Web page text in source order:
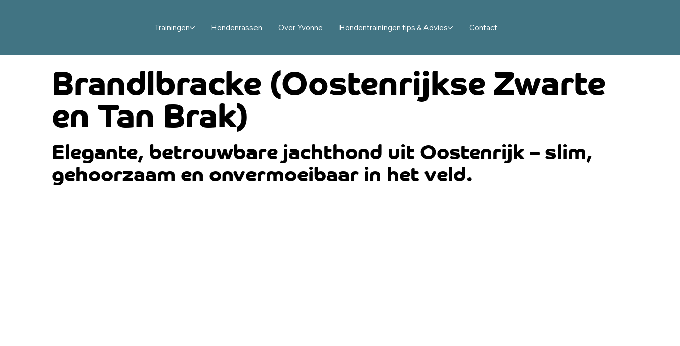
Trainingen Hondenrassen Over Yvonne Hondentrainingen tips & Advies Contact
Brandlbracke (Oostenrijkse Zwarte
en Tan Brak)
Elegante, betrouwbare jachthond uit Oostenrijk – slim,
gehoorzaam en onvermoeibaar in het veld.